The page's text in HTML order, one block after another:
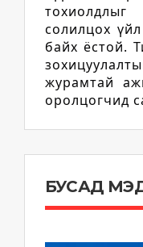
солилцох
байх ёстой.
журамтай
оролцогчид
БУСАД